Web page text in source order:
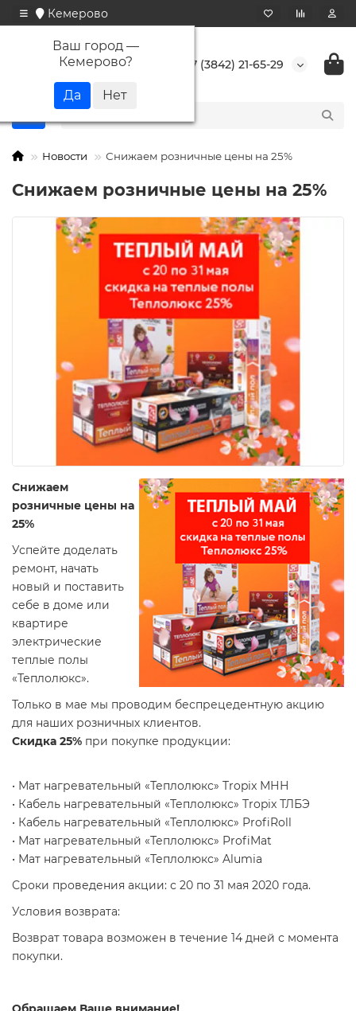
Кемерово
Ваш город —
Кемерово? +7 (3842) 21-65-29
Новости Снижаем розничные цены на 25%
Снижаем розничные цены на 25%
Снижаем
розничные цены на
25%
Успейте доделать
ремонт, начать
новый и поставить
себе в доме или
квартире
электрические
теплые полы
«Теплолюкс».
Только в мае мы проводим беспрецедентную акцию
для наших розничных клиентов.
Скидка 25% при покупке продукции:
• Мат нагревательный «Теплолюкс» Tropix МНН
• Кабель нагревательный «Теплолюкс» Tropix ТЛБЭ
• Кабель нагревательный «Теплолюкс» ProfiRoll
• Мат нагревательный «Теплолюкс» ProfiMat
• Мат нагревательный «Теплолюкс» Alumia
Сроки проведения акции: с 20 по 31 мая 2020 года.
Условия возврата:
Возврат товара возможен в течение 14 дней с момента
покупки.